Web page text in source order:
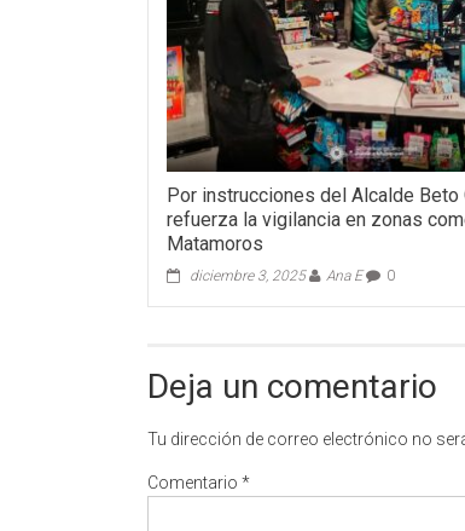
Por instrucciones del Alcalde Beto
refuerza la vigilancia en zonas
Matamoros
diciembre 3, 2025 Ana E 0
Deja un comentario
Tu dirección de correo electrónico no
Comentario *